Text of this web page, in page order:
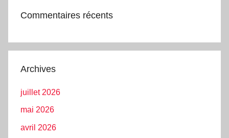
Commentaires récents
Archives
juillet 2026
mai 2026
avril 2026